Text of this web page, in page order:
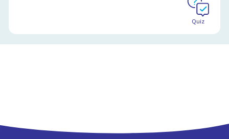
Quiz